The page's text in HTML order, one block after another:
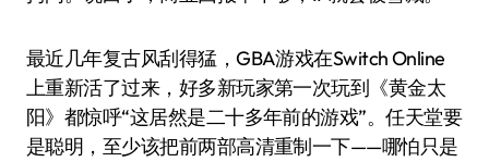
最近几年复古风刮得猛，GBA游戏在Switch Online
上重新活了过来，好多新玩家第一次玩到《黄金太
阳》都惊呼“这居然是二十多年前的游戏”。任天堂要
是聪明，至少该把前两部高清重制一下——哪怕只是